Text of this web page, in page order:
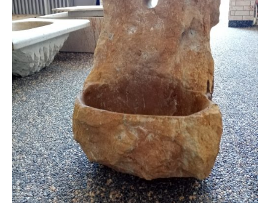
Pískovec
Solitéry
Kamenné bloky
Výrobky z kamene na zakázku
BERA GRAVEL FIX
Creative Floor
Terazzo
Doplňkový sortiment
DLAŽEBNÍ KOSTKY
KAMENNÉ DLAŽBY, OBKLADY
MLATOVÉ POVRCHY